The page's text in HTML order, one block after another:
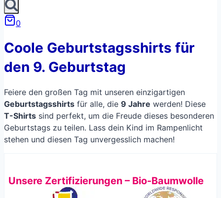
0
Coole Geburtstagsshirts für
den 9. Geburtstag
Feiere den großen Tag mit unseren einzigartigen
Geburtstagsshirts für alle, die 9 Jahre werden! Diese
T-Shirts sind perfekt, um die Freude dieses besonderen
Geburtstags zu teilen. Lass dein Kind im Rampenlicht
stehen und diesen Tag unvergesslich machen!
Unsere Zertifizierungen – Bio-Baumwolle